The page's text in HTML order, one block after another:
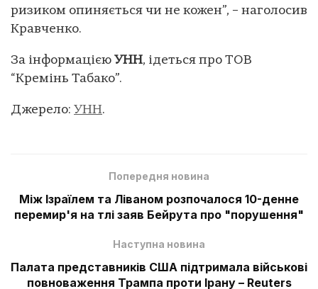
ризиком опиняється чи не кожен”, – наголосив
Кравченко.
За інформацією УНН, ідеться про ТОВ
“Кремінь Табако”.
Джерело: УНН.
Попередня новина
Між Ізраїлем та Ліваном розпочалося 10-денне
перемир'я на тлі заяв Бейрута про "порушення"
Наступна новина
Палата представників США підтримала військові
повноваження Трампа проти Ірану – Reuters